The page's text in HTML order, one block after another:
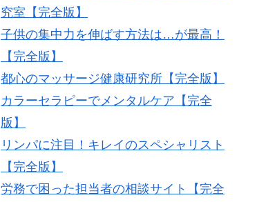
究室【完全版】
子供の集中力を伸ばす方法は…が最高！
【完全版】
都心のマッサージ健康研究所【完全版】
カラーセラピーでメンタルケア【完全
版】
リンパに注目！キレイのスペシャリスト
【完全版】
労務で困った担当者の相談サイト【完全